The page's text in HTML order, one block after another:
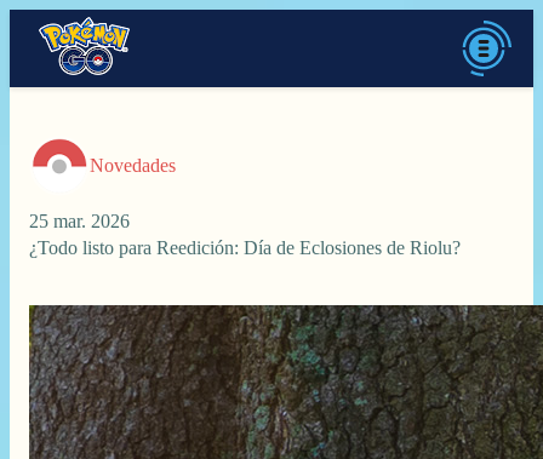
Novedades
25 mar. 2026
¿Todo listo para Reedición: Día de Eclosiones de Riolu?